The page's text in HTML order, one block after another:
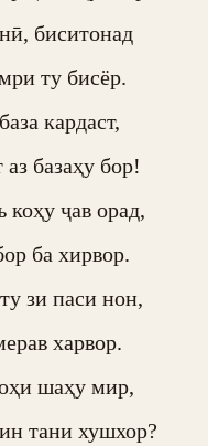
биситонад
ту бисёр.
кардаст,
базаҳу бор!
ҷав орад,
ба хирвор.
зи паси нон,
харвор.
шаҳу мир,
тани хушхор?